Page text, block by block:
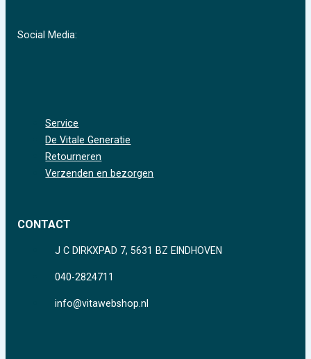
Social Media:
Service
De Vitale Generatie
Retourneren
Verzenden en bezorgen
CONTACT
J C DIRKXPAD 7, 5631 BZ EINDHOVEN
040-2824711
info@vitawebshop.nl